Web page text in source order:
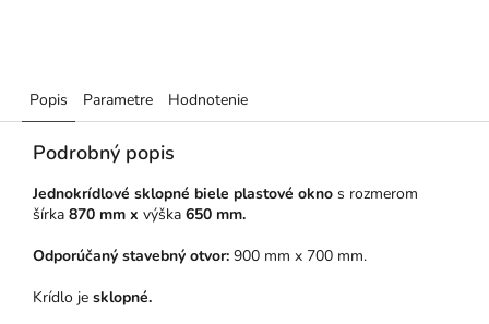
Popis Parametre Hodnotenie
Podrobný popis
Jednokrídlové sklopné biele plastové okno s rozmerom
šírka 870 mm x výška 650 mm.
Odporúčaný stavebný otvor: 900 mm x 700 mm.
Krídlo je sklopné.